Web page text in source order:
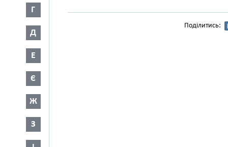
Г
Д
Е
Є
Ж
З
Поділитись: